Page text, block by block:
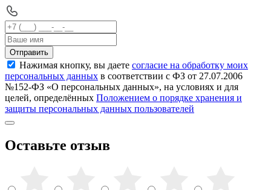
Отправить
Нажимая кнопку, вы даете согласие на обработку моих
персональных данных в соответствии с ФЗ от 27.07.2006
№152-ФЗ «О персональных данных», на условиях и для
целей, определённых Положением о порядке хранения и
защиты персональных данных пользователей
Оставьте отзыв